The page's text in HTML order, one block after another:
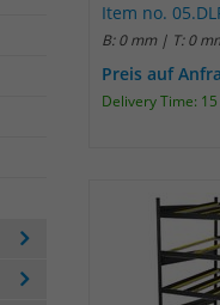
Item no.
B: 0 mm | T: 0
Preis auf
Delivery Time: